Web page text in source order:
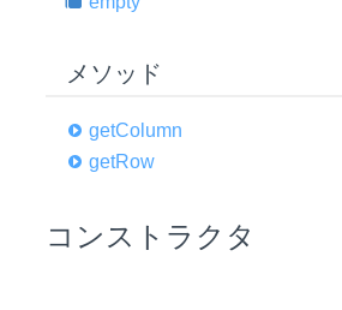
メソッド
getColumn
getRow
コンストラクタ